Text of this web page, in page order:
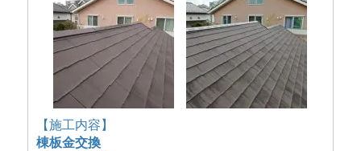
【施工内容】
棟板金交換